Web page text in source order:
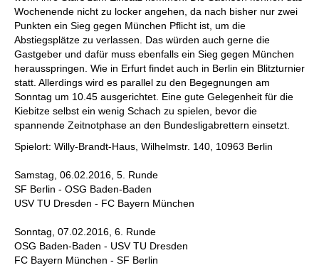
Wochenende nicht zu locker angehen, da nach bisher nur zwei
Punkten ein Sieg gegen München Pflicht ist, um die
Abstiegsplätze zu verlassen. Das würden auch gerne die
Gastgeber und dafür muss ebenfalls ein Sieg gegen München
herausspringen. Wie in Erfurt findet auch in Berlin ein Blitzturnier
statt. Allerdings wird es parallel zu den Begegnungen am
Sonntag um 10.45 ausgerichtet. Eine gute Gelegenheit für die
Kiebitze selbst ein wenig Schach zu spielen, bevor die
spannende Zeitnotphase an den Bundesligabrettern einsetzt.
Spielort: Willy-Brandt-Haus, Wilhelmstr. 140, 10963 Berlin
Samstag, 06.02.2016, 5. Runde
SF Berlin - OSG Baden-Baden
USV TU Dresden - FC Bayern München
Sonntag, 07.02.2016, 6. Runde
OSG Baden-Baden - USV TU Dresden
FC Bayern München - SF Berlin